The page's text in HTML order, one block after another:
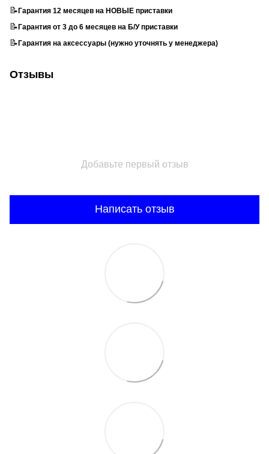
📝Гарантия 12 месяцев на НОВЫЕ приставки
📝Гарантия от 3 до 6 месяцев на Б/У приставки
📝Гарантия на аксессуары (нужно уточнять у менеджера)
Отзывы
Добавьте первый отзыв
Написать отзыв